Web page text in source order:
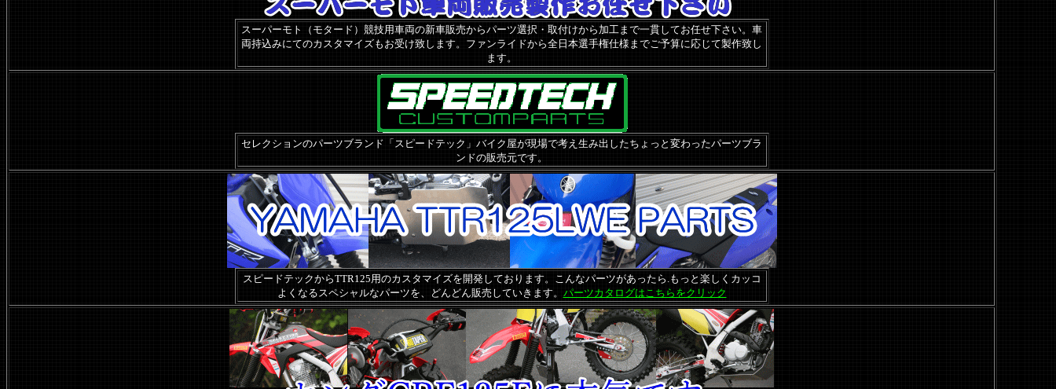
スーパーモト（モタード）競技用車両の新車販売からパーツ選択・取付けから加工まで一貫してお任せ下さい。車
両持込みにてのカスタマイズもお受け致します。ファンライドから全日本選手権仕様までご予算に応じて製作致し
ます。
セレクションのパーツブランド「スピードテック」バイク屋が現場で考え生み出したちょっと変わったパーツブラ
ンドの販売元です。
スピードテックからTTR125用のカスタマイズを開発しております。こんなパーツがあったら.もっと楽しくカッコ
よくなるスペシャルなパーツを、どんどん販売していきます。 パーツカタログはこちらをクリック